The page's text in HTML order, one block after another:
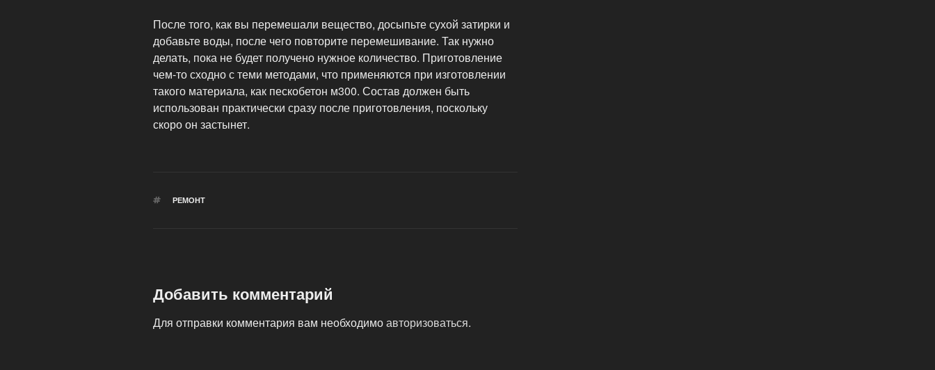
После того, как вы перемешали вещество, досыпьте сухой затирки и
добавьте воды, после чего повторите перемешивание. Так нужно
делать, пока не будет получено нужное количество. Приготовление
чем-то сходно с теми методами, что применяются при изготовлении
такого материала, как пескобетон м300. Состав должен быть
использован практически сразу после приготовления, поскольку
скоро он застынет.
МЕТКИ
РЕМОНТ
Добавить комментарий
Для отправки комментария вам необходимоавторизоваться.